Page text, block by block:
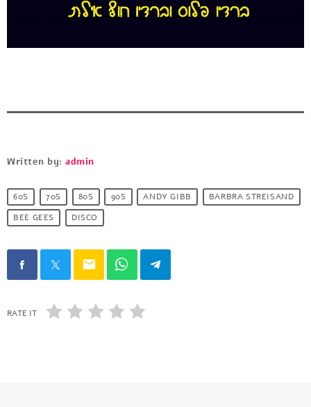
Written by:admin
60S 70S 80S 90S ANDY GIBB
BARBRA STREISAND
BEE GEES
DISCO
email
RATE IT